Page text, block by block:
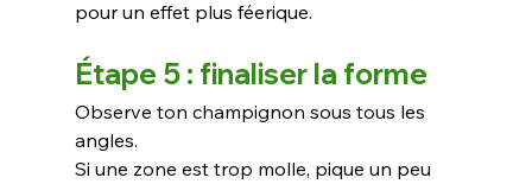
pour un effet plus féerique.
Étape 5 : finaliser la forme
Observe ton champignon sous tous les
angles.
Si une zone est trop molle, pique un peu